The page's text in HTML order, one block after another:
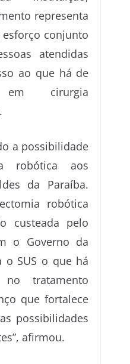
representa
conjunto
atendidas
ao que há de
cirurgia
a possibilidade
robótica aos
da Paraíba.
robótica
custeada pelo
o Governo da
o SUS o que há
tratamento
que fortalece
possibilidades
afirmou.